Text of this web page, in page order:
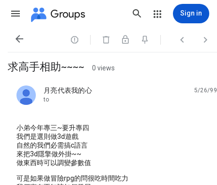
Groups Sign in
   
求高手相助~~~~ 0 views
月亮代表我的心
unread,
5/26/99
to
小弟今年專三~要升專四
我們是選則做3d遊戲
自然的我們必需搞c語言
來把3d隱擎做外掛~~
做東西時可以調變參數值
可是如果做冒險rpg的問很吃時間吃力